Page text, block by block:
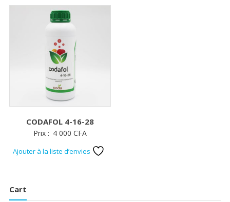
CODAFOL 4-16-28
Prix : 4 000 CFA
Ajouter à la liste d’envies
Cart